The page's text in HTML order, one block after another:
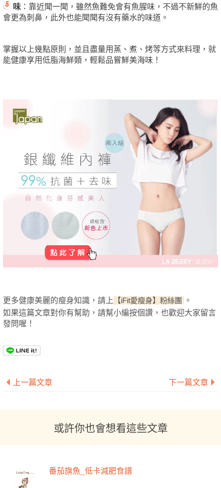
味 ：靠近聞一聞，雖然魚難免會有魚腥味，不過不新鮮的魚
會更為刺鼻，此外也能聞聞有沒有藥水的味道。
掌握以上幾點原則，並且盡量用蒸、煮、烤等方式來料理，就
能健康享用低脂海鮮類，輕鬆品嘗鮮美海味！
更多健康美麗的瘦身知識，請上 【iFit愛瘦身】粉絲團
。
如果這篇文章對你有幫助，請幫小編按個讚，也歡迎大家留言
發問喔！
上一篇文章 下一篇文章
或許你也會想看這些文章
番茄旗魚_低卡減肥食譜